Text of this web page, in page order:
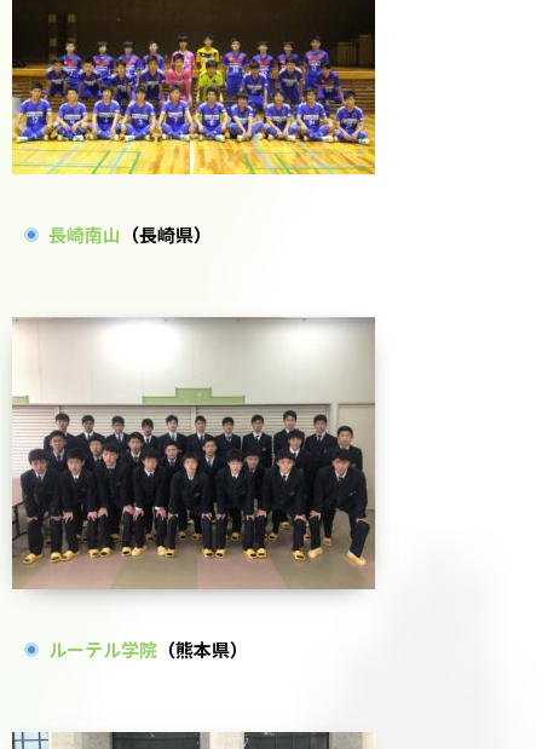
長崎南山 （長崎県）
ルーテル学院 （熊本県）